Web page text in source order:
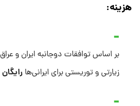
هزینه:
زیارتی و توریستی برای ایرانی‌ها رایگان